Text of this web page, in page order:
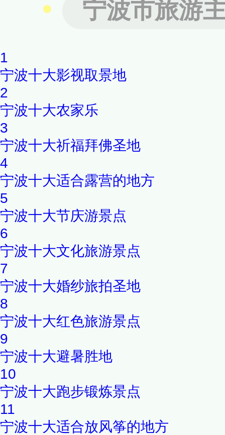
宁波市旅游
1
宁波十大影视取景地
2
宁波十大农家乐
3
宁波十大祈福拜佛圣地
4
宁波十大适合露营的地方
5
宁波十大节庆游景点
6
宁波十大文化旅游景点
7
宁波十大婚纱旅拍圣地
8
宁波十大红色旅游景点
9
宁波十大避暑胜地
10
宁波十大跑步锻炼景点
11
宁波十大适合放风筝的地方